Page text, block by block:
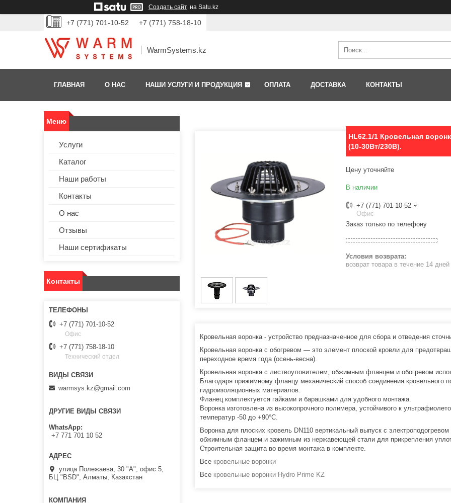
Создать сайт на Satu.kz
+7 (771) 701-10-52 +7 (771) 758-18-10
WarmSystems.kz
ГЛАВНАЯ О НАС НАШИ УСЛУГИ И ПРОДУКЦИЯ ОПЛАТА ДОСТАВКА КОНТАКТЫ
HL62.1/1 Кровельная
(10-30Вт/230В).
Цену уточняйте
В наличии
+7 (771) 701-10-52
Офис
Заказ только по телефону
возврат товара в течение 14 дней
Кровельная воронка - устройство предназначенное для сбора и отведения
Кровельная воронка с обогревом — это элемент плоской кровли для
переходное время года (осень-весна).
Кровельная воронка с листвоуловителем, обжимным фланцем и обогревом
Благодаря прижимному фланцу механический способ соединения кровельного
гидроизоляционных материалов.
Фланец комплектуется гайками и барашками для удобного монтажа.
Воронка изготовлена из высокопрочного полимера, устойчивого к
температур -50 до +90°С.
Воронка для плоских кровель DN110 вертикальный выпуск с
обжимным фланцем и зажимным из нержавеющей стали для прикрепления
Строительная защита во время монтажа в комплекте.
Все кровельные воронки
Все кровельные воронки Hydro Prime KZ
Услуги
Каталог
Наши работы
Контакты
О нас
Отзывы
Наши сертификаты
Контакты
+7 (771) 701-10-52
Офис
+7 (771) 758-18-10
Технический отдел
warmsys.kz@gmail.com
ДРУГИЕ ВИДЫ СВЯЗИ
WhatsApp
+7 771 701 10 52
улица Полежаева, 30 "А", офис 5,
БЦ "BSD", Алматы, Казахстан